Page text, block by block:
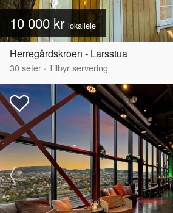
10 000 kr lokalleie
Herregårdskroen - Larsstua
30seter · Tilbyr servering